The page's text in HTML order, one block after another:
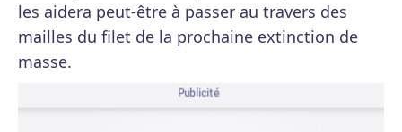
les aidera peut-être à passer au travers des
mailles du filet de la prochaine extinction de
masse.
Publicité